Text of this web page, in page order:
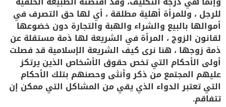
للرجل ، وللمرأة أهلية مطلقة ، أي لها حق التصرف في
أموالها بالبيع والشراء والهبة والتجارة دون خضوعها
لقانون الزوج ، المرأة في الشريعة لها ذمة مستقلة عن
ذمة زوجها ، هنا نرى كيف الشريعة الإسلامية قد فصلت
أولى الأحكام التي تخص حقوق الأشخاص الذين يرتكز
عليهم المجتمع من ذكر وأنثى وحصنهم بتلك الأحكام
التي تعتبر الدواء الذي يقي من المشاكل التي ممكن إن
تتفاقم.